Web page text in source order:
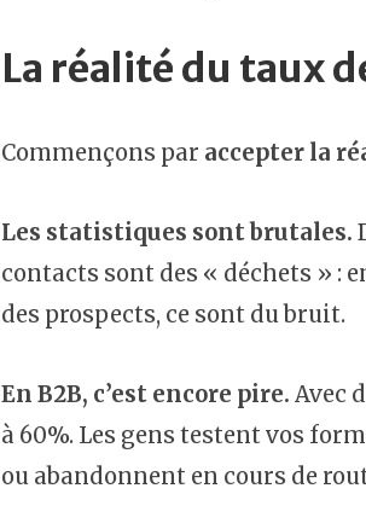
La réalité du taux
Commençons par accepter la
Les statistiques sont brutales.
contacts sont des « déchets » :
des prospects, ce sont du bruit.
En B2B, c’est encore pire. Avec
à 60%. Les gens testent vos
ou abandonnent en cours de